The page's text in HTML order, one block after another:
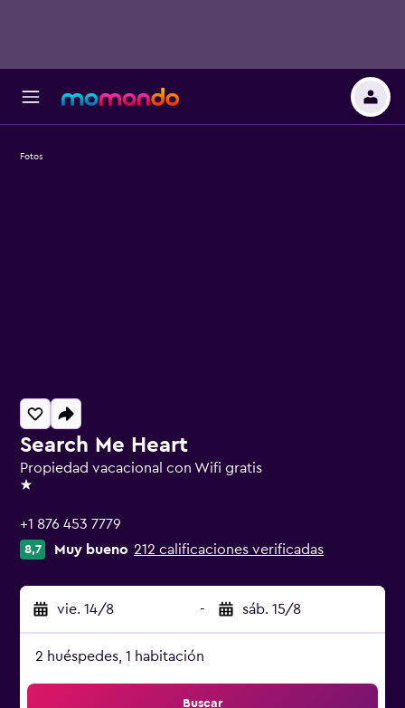
Search Me Heart
Propiedad vacacional con Wifi gratis
1 estrella
+1 876 453 7779
8,7 Muy bueno 212 calificaciones verificadas
vie. 14/8 - sáb. 15/8
2 huéspedes, 1 habitación
Buscar
Fotos